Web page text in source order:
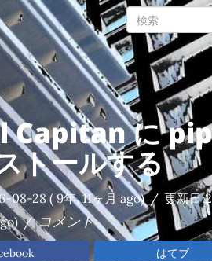
Capitan に
トールする
08-28( 9年, 11ヶ月 ago) / 更新日:
/ コメント
はてブ